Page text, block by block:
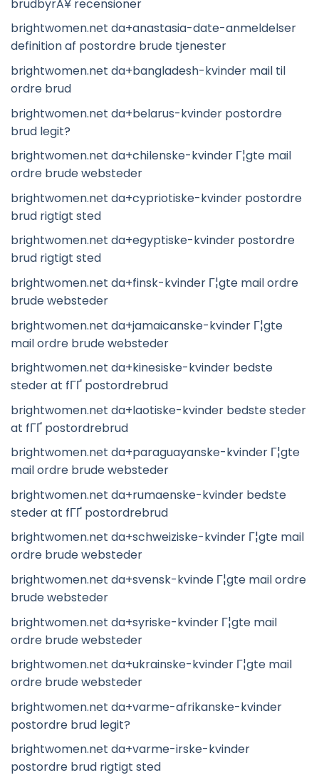
brudbyrÃ¥ recensioner
brightwomen.net da+anastasia-date-anmeldelser
definition af postordre brude tjenester
brightwomen.net da+bangladesh-kvinder mail til
ordre brud
brightwomen.net da+belarus-kvinder postordre
brud legit?
brightwomen.net da+chilenske-kvinder Г¦gte mail
ordre brude websteder
brightwomen.net da+cypriotiske-kvinder postordre
brud rigtigt sted
brightwomen.net da+egyptiske-kvinder postordre
brud rigtigt sted
brightwomen.net da+finsk-kvinder Г¦gte mail ordre
brude websteder
brightwomen.net da+jamaicanske-kvinder Г¦gte
mail ordre brude websteder
brightwomen.net da+kinesiske-kvinder bedste
steder at fГҐ postordrebrud
brightwomen.net da+laotiske-kvinder bedste steder
at fГҐ postordrebrud
brightwomen.net da+paraguayanske-kvinder Г¦gte
mail ordre brude websteder
brightwomen.net da+rumaenske-kvinder bedste
steder at fГҐ postordrebrud
brightwomen.net da+schweiziske-kvinder Г¦gte mail
ordre brude websteder
brightwomen.net da+svensk-kvinde Г¦gte mail ordre
brude websteder
brightwomen.net da+syriske-kvinder Г¦gte mail
ordre brude websteder
brightwomen.net da+ukrainske-kvinder Г¦gte mail
ordre brude websteder
brightwomen.net da+varme-afrikanske-kvinder
postordre brud legit?
brightwomen.net da+varme-irske-kvinder
postordre brud rigtigt sted